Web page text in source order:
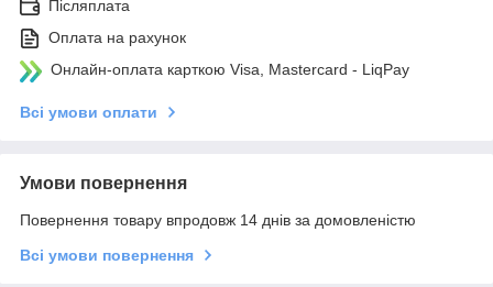
Післяплата
Оплата на рахунок
Онлайн-оплата карткою Visa, Mastercard - LiqPay
Всі умови оплати
Умови повернення
Повернення товару впродовж 14 днів за домовленістю
Всі умови повернення